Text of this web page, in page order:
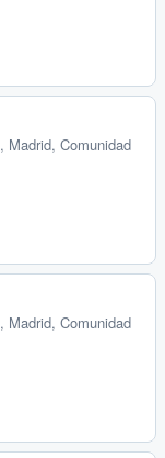
, Madrid, Comunidad
, Madrid, Comunidad